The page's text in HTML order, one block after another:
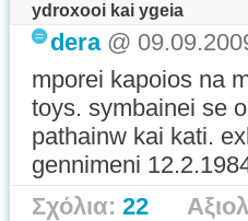
ydroxooi kai ygeia
dera@
mporei kapoios na
toys. symbainei se
pathainw kai kati.
gennimeni
Σχόλια: 22